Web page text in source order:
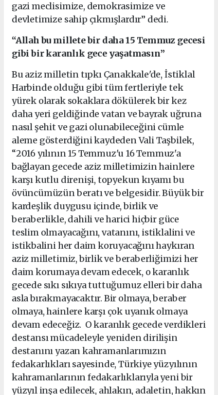
gazi meclisimize, demokrasimize ve
devletimize sahip çıkmışlardır” dedi.
“Allah bu millete bir daha 15 Temmuz gecesi
gibi bir karanlık gece yaşatmasın”
Bu aziz milletin tıpkı Çanakkale'de, İstiklal
Harbinde olduğu gibi tüm fertleriyle tek
yürek olarak sokaklara dökülerek bir kez
daha yeri geldiğinde vatan ve bayrak uğruna
nasıl şehit ve gazi olunabileceğini cümle
aleme gösterdiğini kaydeden Vali Taşbilek,
“2016 yılının 15 Temmuz'u 16 Temmuz'a
bağlayan gecede aziz milletimizin hainlere
karşı kutlu direnişi, topyekun kıyamı bu
övüncümüzün beratı ve belgesidir. Büyük bir
kardeşlik duygusu içinde, birlik ve
beraberlikle, dahili ve harici hiçbir güce
teslim olmayacağını, vatanını, istiklalini ve
istikbalini her daim koruyacağını haykıran
aziz milletimiz, birlik ve beraberliğimizi her
daim korumaya devam edecek, o karanlık
gecede sıkı sıkıya tuttuğumuz elleri bir daha
asla bırakmayacaktır. Bir olmaya, beraber
olmaya, hainlere karşı çok uyanık olmaya
devam edeceğiz. O karanlık gecede verdikleri
destansı mücadeleyle yeniden dirilişin
destanını yazan kahramanlarımızın
fedakarlıkları sayesinde, Türkiye yüzyılının
kahramanlarının fedakarlıklarıyla yeni bir
yüzyıl inşa edilecek, ahlakın, adaletin, hakkın